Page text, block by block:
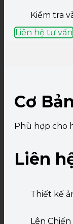
Kiểm tra
Liên hệ tư vấn
Cơ Bản
Phù hợp cho
Liên
Thiết kế
Lên